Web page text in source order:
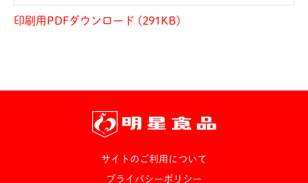
印刷用PDFダウンロード (291KB)
サイトのご利用について
プライバシーポリシー